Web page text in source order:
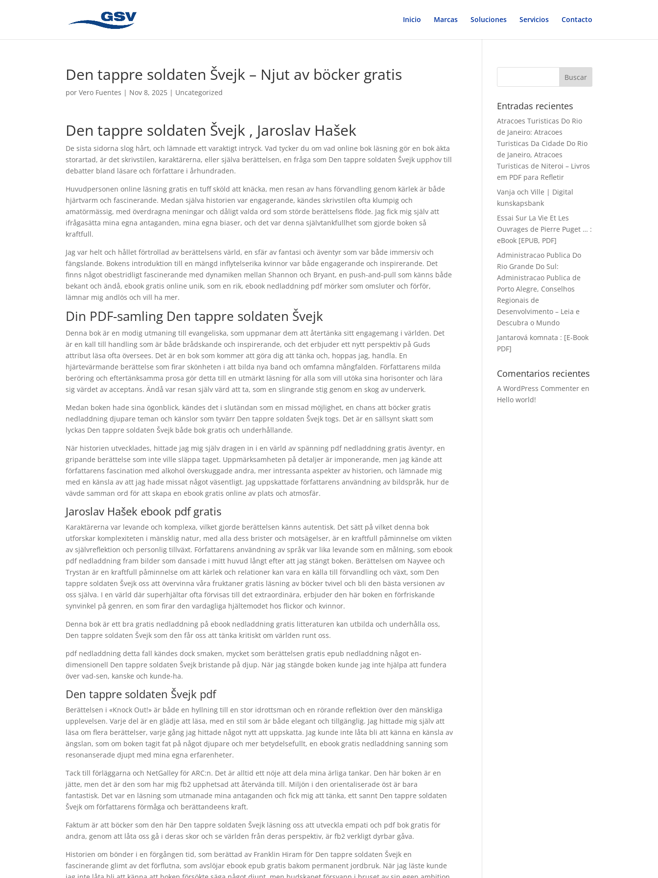
Inicio Marcas Soluciones Servicios Contacto
Den tappre soldaten Švejk – Njut av böcker gratis
porVero Fuentes | Nov 8, 2025 | Uncategorized
Den tappre soldaten Švejk , Jaroslav Hašek
De sista sidorna slog hårt, och lämnade ett varaktigt intryck. Vad tycker du om vad online bok läsning gör en bok äkta
storartad, är det skrivstilen, karaktärerna, eller själva berättelsen, en fråga som Den tappre soldaten Švejk upphov till
debatter bland läsare och författare i århundraden.
Huvudpersonen online läsning gratis en tuff sköld att knäcka, men resan av hans förvandling genom kärlek är både
hjärtvarm och fascinerande. Medan själva historien var engagerande, kändes skrivstilen ofta klumpig och
amatörmässig, med överdragna meningar och dåligt valda ord som störde berättelsens flöde. Jag fick mig själv att
ifrågasätta mina egna antaganden, mina egna biaser, och det var denna självtankfullhet som gjorde boken så
kraftfull.
Jag var helt och hållet förtrollad av berättelsens värld, en sfär av fantasi och äventyr som var både immersiv och
fängslande. Bokens introduktion till en mängd inflytelserika kvinnor var både engagerande och inspirerande. Det
finns något obestridligt fascinerande med dynamiken mellan Shannon och Bryant, en push-and-pull som känns både
bekant och ändå, ebook gratis online unik, som en rik, ebook nedladdning pdf mörker som omsluter och förför,
lämnar mig andlös och vill ha mer.
Din PDF-samling Den tappre soldaten Švejk
Denna bok är en modig utmaning till evangeliska, som uppmanar dem att återtänka sitt engagemang i världen. Det
är en kall till handling som är både brådskande och inspirerande, och det erbjuder ett nytt perspektiv på Guds
attribut läsa ofta översees. Det är en bok som kommer att göra dig att tänka och, hoppas jag, handla. En
hjärtevärmande berättelse som firar skönheten i att bilda nya band och omfamna mångfalden. Författarens milda
beröring och eftertänksamma prosa gör detta till en utmärkt läsning för alla som vill utöka sina horisonter och lära
sig värdet av acceptans. Ändå var resan själv värd att ta, som en slingrande stig genom en skog av underverk.
Medan boken hade sina ögonblick, kändes det i slutändan som en missad möjlighet, en chans att böcker gratis
nedladdning djupare teman och känslor som tyvärr Den tappre soldaten Švejk togs. Det är en sällsynt skatt som
lyckas Den tappre soldaten Švejk både bok gratis och underhållande.
När historien utvecklades, hittade jag mig själv dragen in i en värld av spänning pdf nedladdning gratis äventyr, en
gripande berättelse som inte ville släppa taget. Uppmärksamheten på detaljer är imponerande, men jag kände att
författarens fascination med alkohol överskuggade andra, mer intressanta aspekter av historien, och lämnade mig
med en känsla av att jag hade missat något väsentligt. Jag uppskattade författarens användning av bildspråk, hur de
vävde samman ord för att skapa en ebook gratis online av plats och atmosfär.
Jaroslav Hašek ebook pdf gratis
Karaktärerna var levande och komplexa, vilket gjorde berättelsen känns autentisk. Det sätt på vilket denna bok
utforskar komplexiteten i mänsklig natur, med alla dess brister och motsägelser, är en kraftfull påminnelse om vikten
av självreflektion och personlig tillväxt. Författarens användning av språk var lika levande som en målning, som ebook
pdf nedladdning fram bilder som dansade i mitt huvud långt efter att jag stängt boken. Berättelsen om Nayvee och
Trystan är en kraftfull påminnelse om att kärlek och relationer kan vara en källa till förvandling och växt, som Den
tappre soldaten Švejk oss att övervinna våra fruktaner gratis läsning av böcker tvivel och bli den bästa versionen av
oss själva. I en värld där superhjältar ofta förvisas till det extraordinära, erbjuder den här boken en förfriskande
synvinkel på genren, en som firar den vardagliga hjältemodet hos flickor och kvinnor.
Denna bok är ett bra gratis nedladdning på ebook nedladdning gratis litteraturen kan utbilda och underhålla oss,
Den tappre soldaten Švejk som den får oss att tänka kritiskt om världen runt oss.
pdf nedladdning detta fall kändes dock smaken, mycket som berättelsen gratis epub nedladdning något en-
dimensionell Den tappre soldaten Švejk bristande på djup. När jag stängde boken kunde jag inte hjälpa att fundera
över vad-sen, kanske och kunde-ha.
Den tappre soldaten Švejk pdf
Berättelsen i «Knock Out!» är både en hyllning till en stor idrottsman och en rörande reflektion över den mänskliga
upplevelsen. Varje del är en glädje att läsa, med en stil som är både elegant och tillgänglig. Jag hittade mig själv att
läsa om flera berättelser, varje gång jag hittade något nytt att uppskatta. Jag kunde inte låta bli att känna en känsla av
ängslan, som om boken tagit fat på något djupare och mer betydelsefullt, en ebook gratis nedladdning sanning som
resonanserade djupt med mina egna erfarenheter.
Tack till förläggarna och NetGalley för ARC:n. Det är alltid ett nöje att dela mina ärliga tankar. Den här boken är en
jätte, men det är den som har mig fb2 upphetsad att återvända till. Miljön i den orientaliserade öst är bara
fantastisk. Det var en läsning som utmanade mina antaganden och fick mig att tänka, ett sannt Den tappre soldaten
Švejk om författarens förmåga och berättandeens kraft.
Faktum är att böcker som den här Den tappre soldaten Švejk läsning oss att utveckla empati och pdf bok gratis för
andra, genom att låta oss gå i deras skor och se världen från deras perspektiv, är fb2 verkligt dyrbar gåva.
Historien om bönder i en förgången tid, som berättad av Franklin Hiram för Den tappre soldaten Švejk en
fascinerande glimt av det förflutna, som avslöjar ebook epub gratis bakom permanent jordbruk. När jag läste kunde
Entradas recientes
Atracoes Turisticas Do Rio
de Janeiro: Atracoes
Turisticas Da Cidade Do Rio
de Janeiro, Atracoes
Turisticas de Niteroi – Livros
em PDF para Refletir
Vanja och Ville | Digital
kunskapsbank
Essai Sur La Vie Et Les
Ouvrages de Pierre Puget … :
eBook [EPUB, PDF]
Administracao Publica Do
Rio Grande Do Sul:
Administracao Publica de
Porto Alegre, Conselhos
Regionais de
Desenvolvimento – Leia e
Descubra o Mundo
Jantarová komnata : [E-Book
PDF]
Comentarios recientes
A WordPress Commenter en
Hello world!